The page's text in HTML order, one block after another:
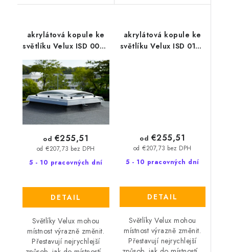
akrylátová kopule ke
světlíku Velux ISD 0000
5 - 10 pracovných dní
od €207,73 bez DPH
od €255,51
DETAIL
Světlíky Velux mohou
místnost výrazně změnit.
Přestavují nejrychlejší
akrylátová kopule ke
světlíku Velux ISD 0100
5 - 10 pracovných dní
od €207,73 bez DPH
od €255,51
DETAIL
Světlíky Velux mohou
místnost výrazně změnit.
Přestavují nejrychlejší